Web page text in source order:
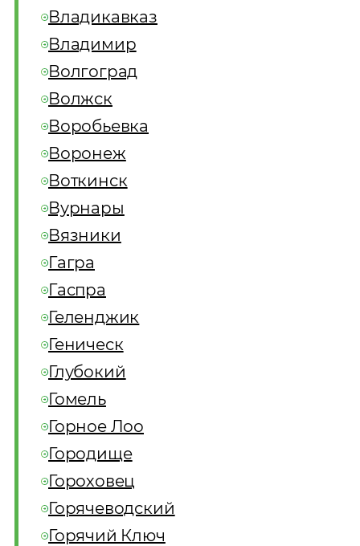
Владикавказ
Владимир
Волгоград
Волжск
Воробьевка
Воронеж
Воткинск
Вурнары
Вязники
Гагра
Гаспра
Геленджик
Геническ
Глубокий
Гомель
Горное Лоо
Городище
Гороховец
Горячеводский
Горячий Ключ